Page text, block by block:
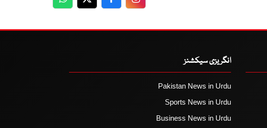
WhatsApp
TwitterFacebookFacebook
انگریزی سیکشنز
Pakistan News in Urdu
Sports News in Urdu
Business News in Urdu